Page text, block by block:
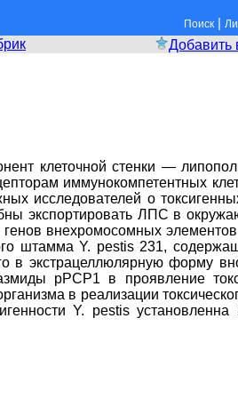
Поиск |
Добавить
клеточной стенки —
иммунокомпетентных
исследователей о
экспортировать ЛПС в
внехромосомных
штамма Y. pestis 231,
в экстрацеллюлярную форму
pPCP1 в проявление
в реализации
Y. pestis